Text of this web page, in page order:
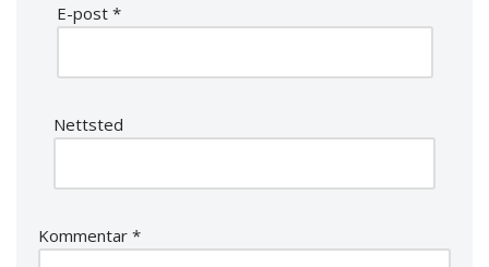
E-post *
Nettsted
Kommentar *